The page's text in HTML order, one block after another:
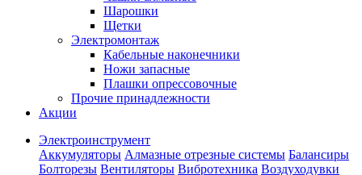
Шарошки
Щетки
Электромонтаж
Кабельные наконечники
Ножи запасные
Плашки опрессовочные
Прочие принадлежности
Акции
Электроинструмент
Аккумуляторы Алмазные отрезные системы Балансиры
Болторезы Вентиляторы Вибротехника Воздуходувки